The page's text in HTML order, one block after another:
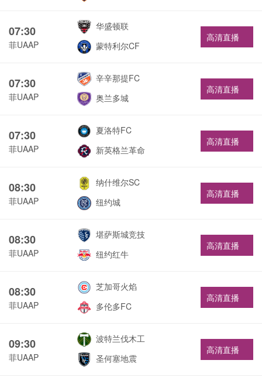
07:30
菲UAAP
华盛顿联
蒙特利尔CF
高清直播
07:30
菲UAAP
辛辛那提FC
奥兰多城
高清直播
07:30
菲UAAP
夏洛特FC
新英格兰革命
高清直播
08:30
菲UAAP
纳什维尔SC
纽约城
高清直播
08:30
菲UAAP
堪萨斯城竞技
纽约红牛
高清直播
08:30
菲UAAP
芝加哥火焰
多伦多FC
高清直播
09:30
菲UAAP
波特兰伐木工
圣何塞地震
高清直播